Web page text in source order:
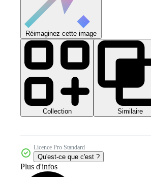
Réimaginez cette image
Collection Similaire
Licence Pro Standard
Qu'est-ce que c'est ?
Plus d'infos